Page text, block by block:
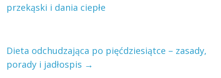
przekąski i dania ciepłe
Dieta odchudzająca po pięćdziesiątce – zasady,
porady i jadłospis →